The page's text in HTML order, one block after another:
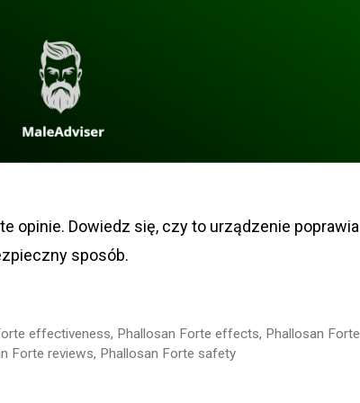
opinie. Dowiedz się, czy to urządzenie poprawia
sposób.
effectiveness, Phallosan Forte effects, Phallosan Forte
Forte reviews, Phallosan Forte safety